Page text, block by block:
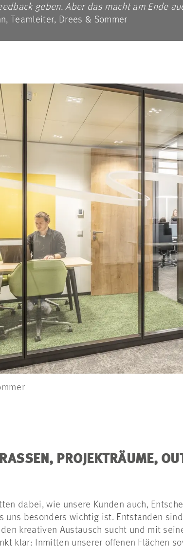
geben. Aber das macht am Ende
Teamleiter, Drees & Sommer
PROJEKTRÄUME,
dabei, wie unsere Kunden auch,
uns besonders wichtig ist. Entstanden
kreativen Austausch sucht und mit
klar: Inmitten unserer offenen Flächen